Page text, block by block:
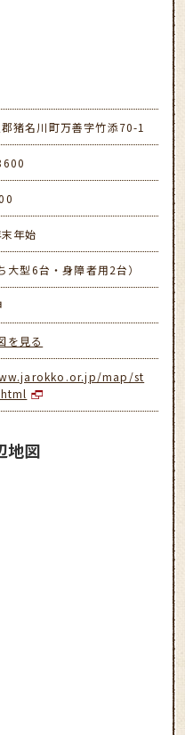
猪名川町万善字竹添70-1
年始
大型6台・身障者用2台）
を見る
map/st
地図